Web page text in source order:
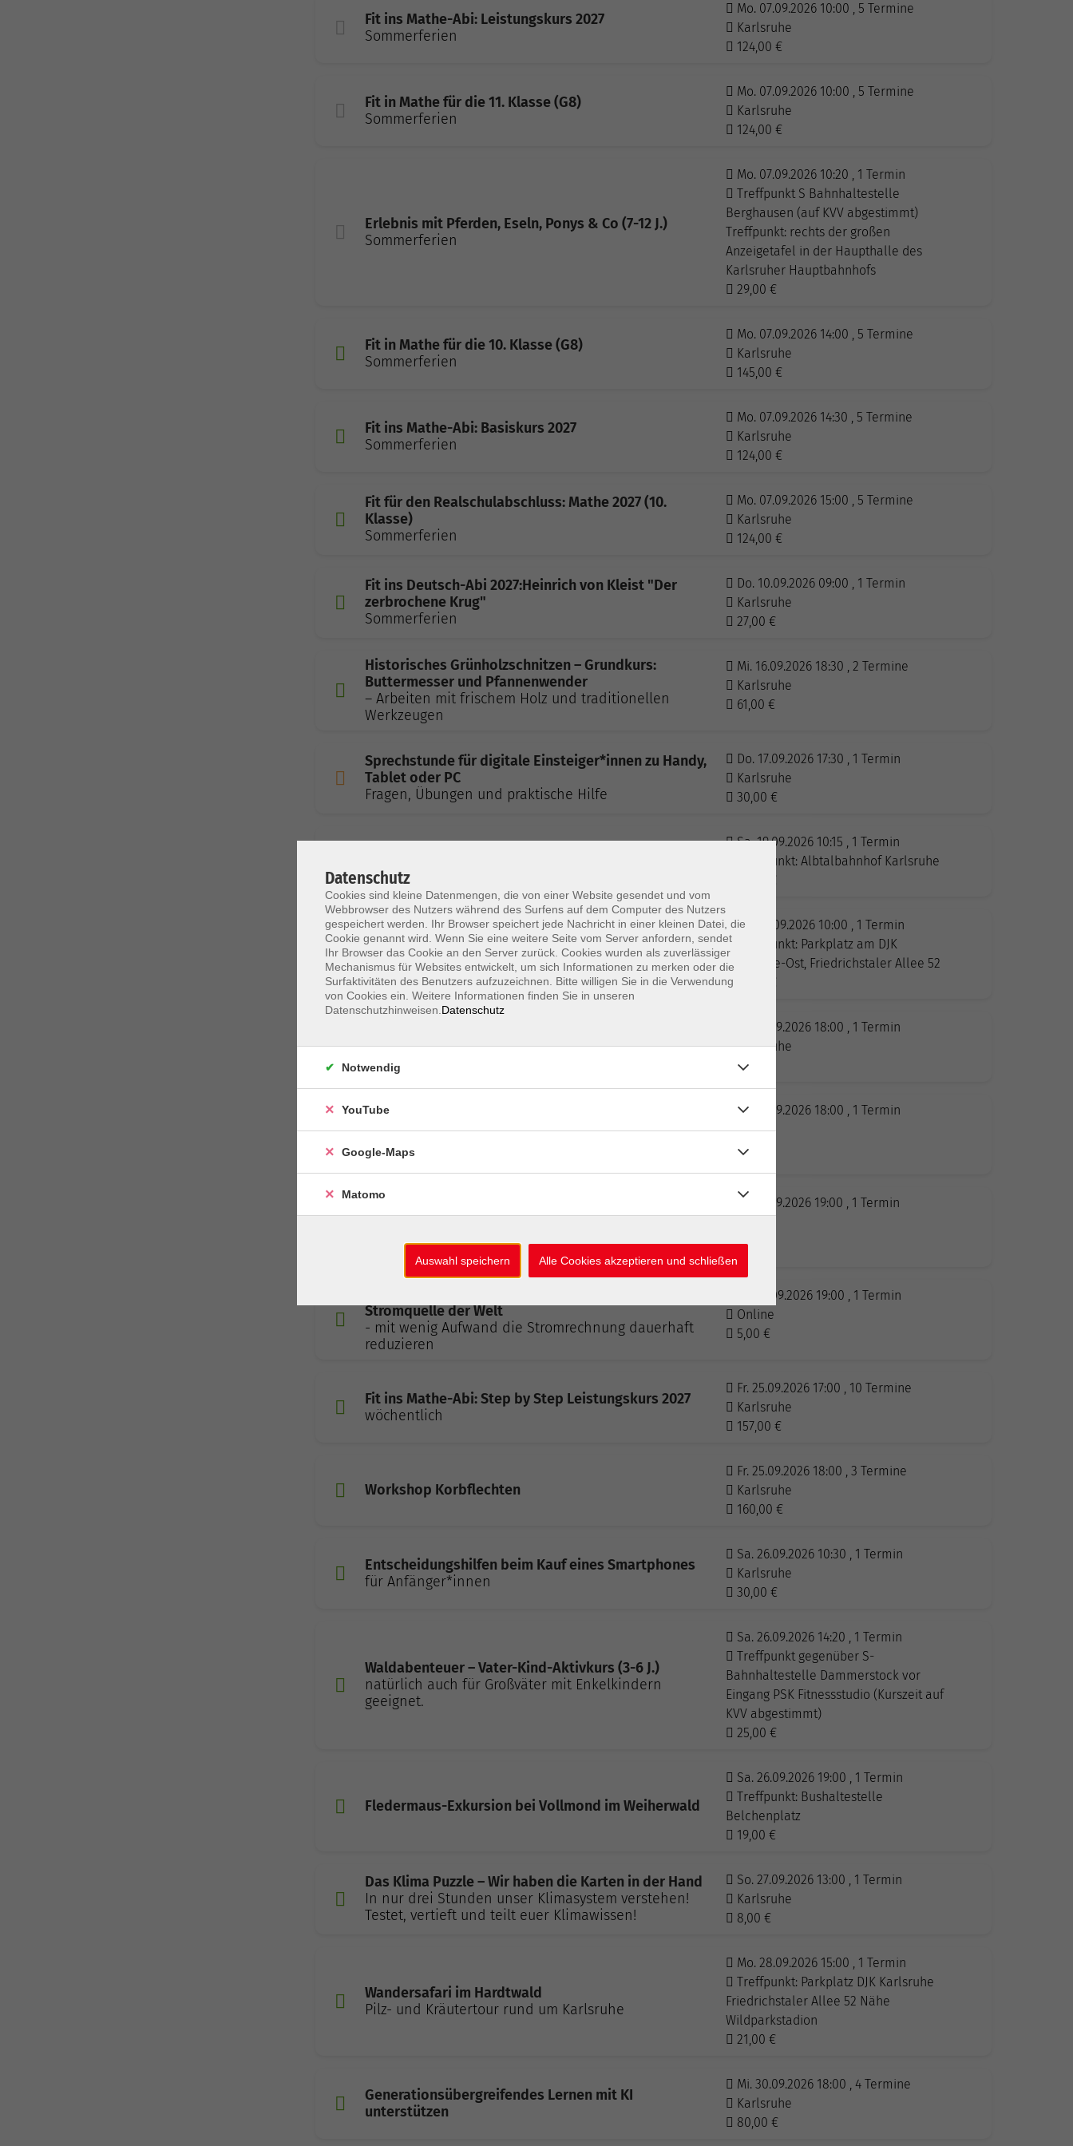
Fit ins Mathe-Abi: Leistungskurs 2027
Sommerferien
Mo. 07.09.2026 10:00 , 5 Termine
Karlsruhe
124,00 €
Fit in Mathe für die 11. Klasse (G8)
Sommerferien
Mo. 07.09.2026 10:00 , 5 Termine
Karlsruhe
124,00 €
Erlebnis mit Pferden, Eseln, Ponys & Co (7-12 J.)
Sommerferien
Mo. 07.09.2026 10:20 , 1 Termin
Treffpunkt S Bahnhaltestelle
Berghausen (auf KVV abgestimmt)
Treffpunkt: rechts der großen
Anzeigetafel in der Haupthalle des
Karlsruher Hauptbahnhofs
29,00 €
Fit in Mathe für die 10. Klasse (G8)
Sommerferien
Mo. 07.09.2026 14:00 , 5 Termine
Karlsruhe
145,00 €
Fit ins Mathe-Abi: Basiskurs 2027
Sommerferien
Mo. 07.09.2026 14:30 , 5 Termine
Karlsruhe
124,00 €
Fit für den Realschulabschluss: Mathe 2027 (10.
Klasse)
Sommerferien
Mo. 07.09.2026 15:00 , 5 Termine
Karlsruhe
124,00 €
Fit ins Deutsch-Abi 2027:Heinrich von Kleist "Der
zerbrochene Krug"
Sommerferien
Do. 10.09.2026 09:00 , 1 Termin
Karlsruhe
27,00 €
Historisches Grünholzschnitzen – Grundkurs:
Buttermesser und Pfannenwender
– Arbeiten mit frischem Holz und traditionellen
Werkzeugen
Mi. 16.09.2026 18:30 , 2 Termine
Karlsruhe
61,00 €
Sprechstunde für digitale Einsteiger*innen zu Handy,
Tablet oder PC
Fragen, Übungen und praktische Hilfe
Do. 17.09.2026 17:30 , 1 Termin
Karlsruhe
30,00 €
Körper und Geist
Sa. 19.09.2026 10:15 , 1 Termin
Treffpunkt: Albtalbahnhof Karlsruhe
Faszination Herbstpilze - eine Pilzlehrwanderung
So. 20.09.2026 10:00 , 1 Termin
Treffpunkt: Parkplatz am DJK
Karlsruhe-Ost, Friedrichstaler Allee 52
Seifensieden
Di. 22.09.2026 18:00 , 1 Termin
Karlsruhe
27,00
Frauenakademie online: Auf Kräuterpfaden zu den
interessierten Frauen
Di. 22.09.2026 18:00 , 1 Termin
Online
12,00
Einblick in Navigations-Apps: Vergleich von Google
Maps, Komoot u.a.
möchten
Di. 22.09.2026 19:00 , 1 Termin
19,00
Stromquelle der Welt
- mit wenig Aufwand die Stromrechnung dauerhaft
reduzieren
Mi. 23.09.2026 19:00 , 1 Termin
Online
5,00 €
Fit ins Mathe-Abi: Step by Step Leistungskurs 2027
wöchentlich
Fr. 25.09.2026 17:00 , 10 Termine
Karlsruhe
157,00 €
Workshop Korbflechten
Fr. 25.09.2026 18:00 , 3 Termine
Karlsruhe
160,00 €
Entscheidungshilfen beim Kauf eines Smartphones
für Anfänger*innen
Sa. 26.09.2026 10:30 , 1 Termin
Karlsruhe
30,00 €
Waldabenteuer – Vater-Kind-Aktivkurs (3-6 J.)
natürlich auch für Großväter mit Enkelkindern
geeignet.
Sa. 26.09.2026 14:20 , 1 Termin
Treffpunkt gegenüber S-
Bahnhaltestelle Dammerstock vor
Eingang PSK Fitnessstudio (Kurszeit auf
KVV abgestimmt)
25,00 €
Fledermaus-Exkursion bei Vollmond im Weiherwald
Sa. 26.09.2026 19:00 , 1 Termin
Treffpunkt: Bushaltestelle
Belchenplatz
19,00 €
Das Klima Puzzle – Wir haben die Karten in der Hand
In nur drei Stunden unser Klimasystem verstehen!
Testet, vertieft und teilt euer Klimawissen!
So. 27.09.2026 13:00 , 1 Termin
Karlsruhe
8,00 €
Wandersafari im Hardtwald
Pilz- und Kräutertour rund um Karlsruhe
Mo. 28.09.2026 15:00 , 1 Termin
Treffpunkt: Parkplatz DJK Karlsruhe
Friedrichstaler Allee 52 Nähe
Wildparkstadion
21,00 €
Generationsübergreifendes Lernen mit KI
unterstützen
Mi. 30.09.2026 18:00 , 4 Termine
Karlsruhe
80,00 €
Datenschutz
Cookies sind kleine Datenmengen, die von einer Website gesendet und vom
Webbrowser des Nutzers während des Surfens auf dem Computer des Nutzers
gespeichert werden. Ihr Browser speichert jede Nachricht in einer kleinen Datei, die
Cookie genannt wird. Wenn Sie eine weitere Seite vom Server anfordern, sendet
Ihr Browser das Cookie an den Server zurück. Cookies wurden als zuverlässiger
Mechanismus für Websites entwickelt, um sich Informationen zu merken oder die
Surfaktivitäten des Benutzers aufzuzeichnen. Bitte willigen Sie in die Verwendung
von Cookies ein. Weitere Informationen finden Sie in unseren
Datenschutzhinweisen. Datenschutz
Notwendig
YouTube
Google-Maps
Matomo
Auswahl speichern Alle Cookies akzeptieren und schließen